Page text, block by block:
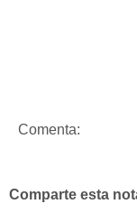
Comenta:
Comparte esta